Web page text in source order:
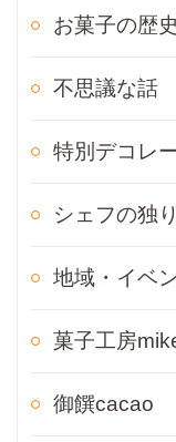
お菓子の歴史
不思議な話
特別デコレ
シェフの独
地域・イベ
菓子工房
御饌cacao